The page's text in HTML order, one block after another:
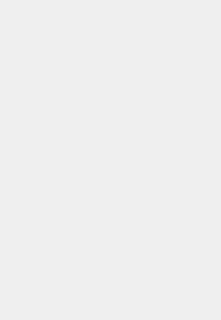
denk gelmektedir.
TI>
Ports Holding’in
kurduğu ortak
25 yıl süreli
iyi teklifi verdiğini,
kruvaziyer ve